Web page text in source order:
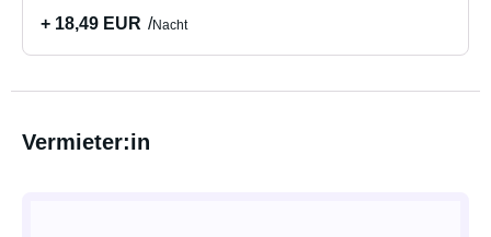
+ 18,49 EUR Nacht
Vermieter:in